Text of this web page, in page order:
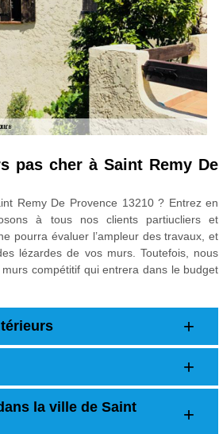
pas cher à Saint Remy De
Remy De Provence 13210 ? Entrez en
à tous nos clients partiucliers et
pourra évaluer l’ampleur des travaux, et
lézardes de vos murs. Toutefois, nous
compétitif qui entrera dans le budget
la ville de Saint